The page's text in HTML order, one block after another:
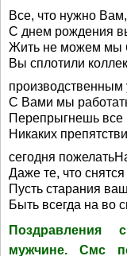
Все, что нужно
С днем рождения
Жить не можем мы
Вы сплотили
производственным
С Вами мы
Перепрыгнешь все
Никаких
сегодня
Даже те, что
Пусть старания
Быть всегда на во
Поздравления
мужчине. Смс